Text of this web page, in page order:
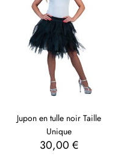
Jupon en tulle noir Taille
Unique
30,00 €